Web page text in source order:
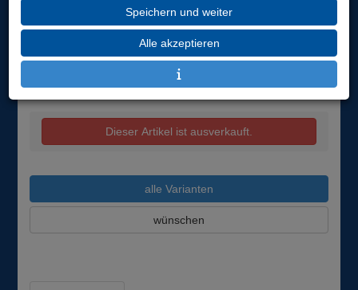
Dieser Artikel ist ausverkauft.
alle Varianten
wünschen
Speichern und weiter
Alle akzeptieren